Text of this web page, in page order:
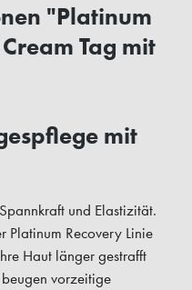
"Platinum
Tag mit
mit
und Elastizität.
Platinum Recovery Linie
Haut länger gestrafft
vorzeitige